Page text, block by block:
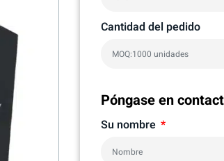
Cantidad del pedido
Póngase en
Su nombre